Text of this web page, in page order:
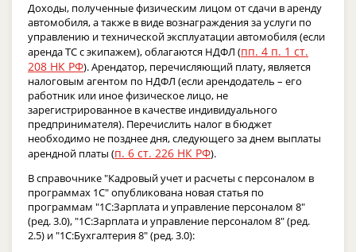
Доходы, полученные физическим лицом от сдачи в аренду
автомобиля, а также в виде вознаграждения за услуги по
управлению и технической эксплуатации автомобиля (если
аренда ТС с экипажем), облагаются НДФЛ (пп. 4 п. 1 ст.
208 НК РФ). Арендатор, перечисляющий плату, является
налоговым агентом по НДФЛ (если арендодатель – его
работник или иное физическое лицо, не
зарегистрированное в качестве индивидуального
предпринимателя). Перечислить налог в бюджет
необходимо не позднее дня, следующего за днем выплаты
арендной платы (п. 6 ст. 226 НК РФ).
В справочнике "Кадровый учет и расчеты с персоналом в
программах 1С" опубликована новая статья по
программам "1С:Зарплата и управление персоналом 8"
(ред. 3.0), "1С:Зарплата и управление персоналом 8" (ред.
2.5) и "1С:Бухгалтерия 8" (ред. 3.0):